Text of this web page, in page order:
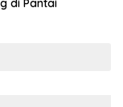
di Pantai